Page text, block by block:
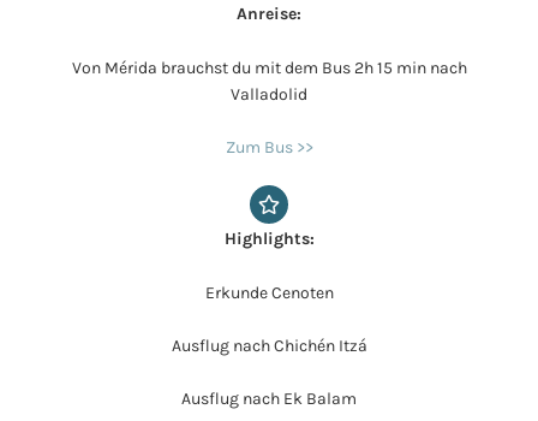
Anreise:
Von Mérida brauchst du mit dem Bus 2h 15 min nach
Valladolid
Zum Bus >>
Highlights:
Erkunde Cenoten
Ausflug nach Chichén Itzá
Ausflug nach Ek Balam